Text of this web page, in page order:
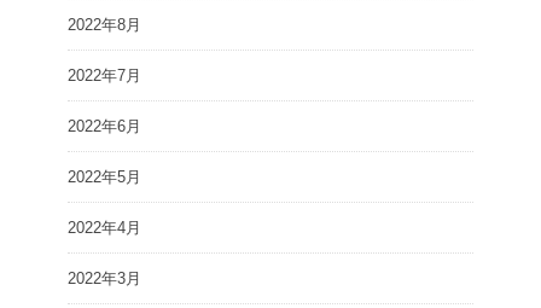
2022年8月
2022年7月
2022年6月
2022年5月
2022年4月
2022年3月